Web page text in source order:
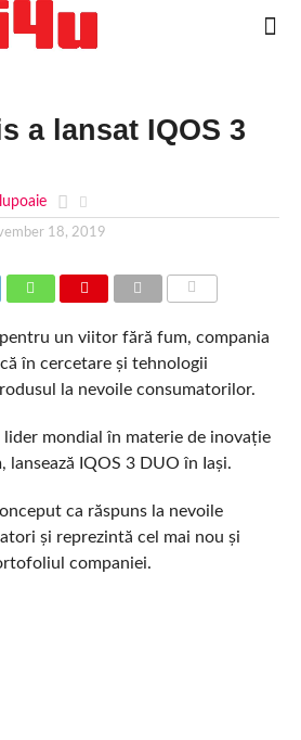
a lansat IQOS 3
18, 2019
un viitor fără fum, compania
în cercetare și tehnologii
la nevoile consumatorilor.
lider mondial în materie de inovație
lansează IQOS 3 DUO în Iași.
ca răspuns la nevoile
și reprezintă cel mai nou și
companiei.